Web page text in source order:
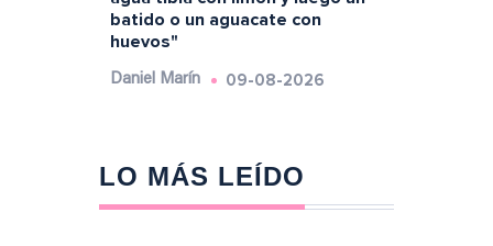
batido o un aguacate con
huevos"
Daniel Marín 09-08-2026
LO MÁS LEÍDO